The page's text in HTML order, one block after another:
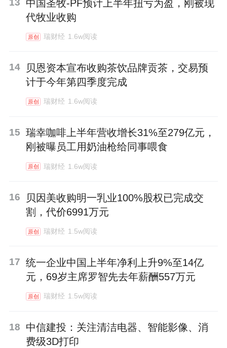
13
中国圣牧-PF预计上半年扭亏为盈，刚被现
代牧业收购
原创 瑞财经 1.6w阅读
14
贝恩资本宣布收购茶饮品牌贡茶，交易预
计于今年第四季度完成
原创 瑞财经 1.6w阅读
15 瑞幸咖啡上半年营收增长31%至279亿元，
刚被曝员工用奶油枪给同事喂食
原创 瑞财经 1.6w阅读
16
贝因美收购明一乳业100%股权已完成交
割，代价6991万元
原创 瑞财经 1.5w阅读
17 统一企业中国上半年净利上升9%至14亿
元，69岁主席罗智先去年薪酬557万元
原创 瑞财经 1.5w阅读
18
中信建投：关注清洁电器、智能影像、消
费级3D打印